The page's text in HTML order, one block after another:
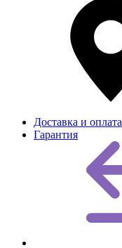
Доставка и оплата
Гарантия